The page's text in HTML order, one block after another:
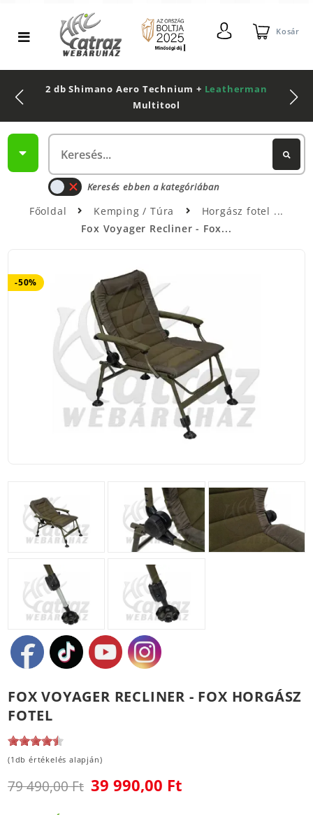
Kosár
2 db Shimano Aero Technium + Leatherman
Multitool
Keresés ebben a kategóriában
Főoldal Kemping / Túra
Horgász fotel
Fox Voyager Recliner - Fox...
-50%
FOX VOYAGER RECLINER - FOX HORGÁSZ
FOTEL
(1db értékelés alapján)
79 490,00 Ft 39 990,00 Ft